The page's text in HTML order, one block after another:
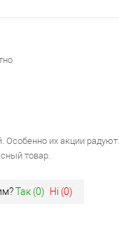
Особенно их акции
товар.
Так (0) Ні (0)